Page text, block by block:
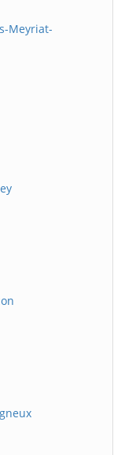
Meyriat-